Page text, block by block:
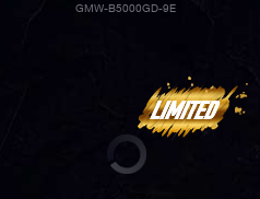
GMW-B5000GD-9E